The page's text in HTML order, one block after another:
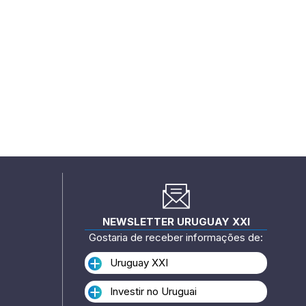
NEWSLETTER URUGUAY XXI
Gostaria de receber informações de:
Uruguay XXI
Investir no Uruguai